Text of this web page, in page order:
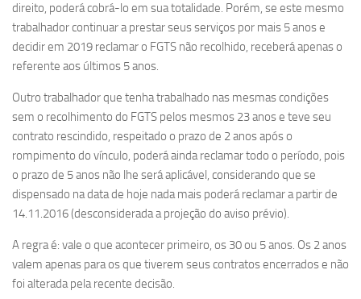
direito, poderá cobrá-lo em sua totalidade. Porém, se este mesmo
trabalhador continuar a prestar seus serviços por mais 5 anos e
decidir em 2019 reclamar o FGTS não recolhido, receberá apenas o
referente aos últimos 5 anos.
Outro trabalhador que tenha trabalhado nas mesmas condições
sem o recolhimento do FGTS pelos mesmos 23 anos e teve seu
contrato rescindido, respeitado o prazo de 2 anos após o
rompimento do vínculo, poderá ainda reclamar todo o período, pois
o prazo de 5 anos não lhe será aplicável, considerando que se
dispensado na data de hoje nada mais poderá reclamar a partir de
14.11.2016 (desconsiderada a projeção do aviso prévio).
A regra é: vale o que acontecer primeiro, os 30 ou 5 anos. Os 2 anos
valem apenas para os que tiverem seus contratos encerrados e não
foi alterada pela recente decisão.